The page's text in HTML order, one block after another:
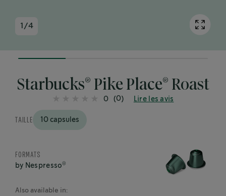
1 /4
25%
Starbucks® Pike Place® Roast
TAILLE 10 capsules
0 (0) Lire les avis
FORMATS
by Nespresso®
Also available in: